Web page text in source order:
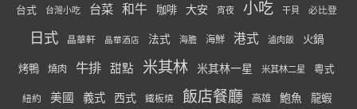
台式 台灣小吃 台菜 和牛 咖啡 大安 宵夜 小吃 干貝 必比登
日式 晶華軒 晶華酒店 法式 海膽 海鮮 港式 滷肉飯 火鍋
烤鴨 燒肉 牛排 甜點 米其林 米其林一星 米其林二星 粵式
紐約 美國 義式 西式 鐵板燒 飯店餐廳 高雄 鮑魚 龍蝦